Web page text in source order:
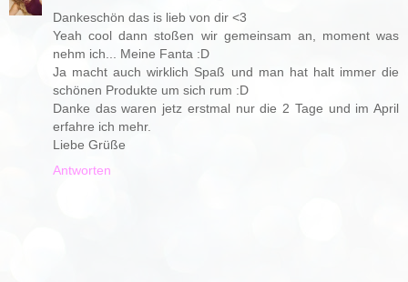
Dankeschön das is lieb von dir <3
Yeah cool dann stoßen wir gemeinsam an, moment was
nehm ich... Meine Fanta :D
Ja macht auch wirklich Spaß und man hat halt immer die
schönen Produkte um sich rum :D
Danke das waren jetz erstmal nur die 2 Tage und im April
erfahre ich mehr.
Liebe Grüße
Antworten